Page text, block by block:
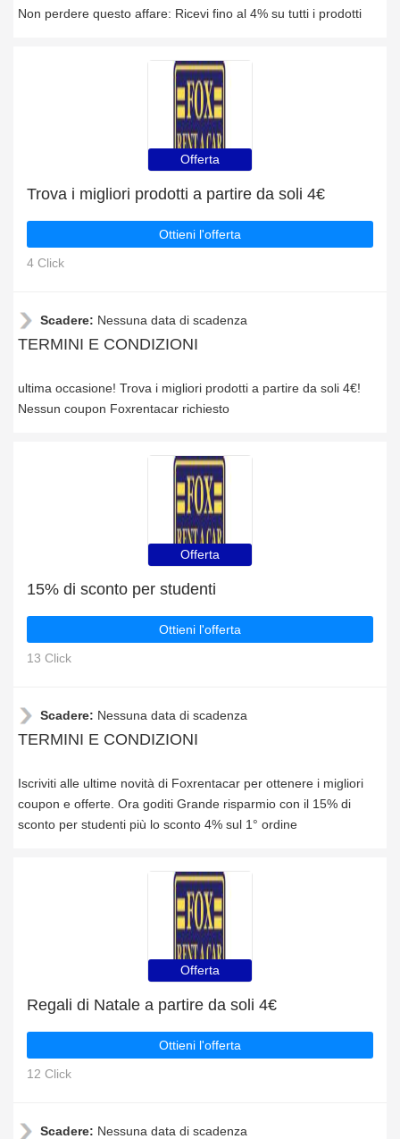
Non perdere questo affare: Ricevi fino al 4% su tutti i prodotti
Offerta
Trova i migliori prodotti a partire da soli 4€
Ottieni l'offerta
4 Click
Scadere: Nessuna data di scadenza
TERMINI E CONDIZIONI
ultima occasione! Trova i migliori prodotti a partire da soli 4€!
Nessun coupon Foxrentacar richiesto
Offerta
15% di sconto per studenti
Ottieni l'offerta
13 Click
Scadere: Nessuna data di scadenza
TERMINI E CONDIZIONI
Iscriviti alle ultime novità di Foxrentacar per ottenere i migliori
coupon e offerte. Ora goditi Grande risparmio con il 15% di
sconto per studenti più lo sconto 4% sul 1° ordine
Offerta
Regali di Natale a partire da soli 4€
Ottieni l'offerta
12 Click
Scadere: Nessuna data di scadenza